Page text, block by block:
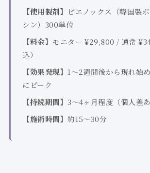
【使用製剤】 ビエノックス（韓国製
シン）300単位
【料金】 モニター ¥29,800 / 通常
込）
【効果発現】 1〜2週間後から現れ始
にピーク
【持続期間】3〜4ヶ月程度（個人差あ
【施術時間】約15〜30分